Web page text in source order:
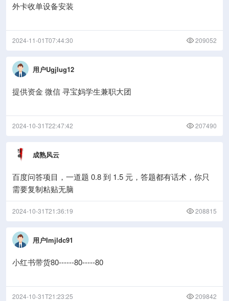
外卡收单设备安装
2024-11-01T07:44:30 209052
用户Ugjlug12
提供资金 微信 寻宝妈学生兼职大团
2024-10-31T22:47:42 207490
成熟风云
百度问答项目，一道题 0.8 到 1.5 元，答题都有话术，你只
需要复制粘贴无脑
2024-10-31T21:36:19 208815
用户Imjldc91
小红书带货80------80-----80
2024-10-31T21:23:25 209842